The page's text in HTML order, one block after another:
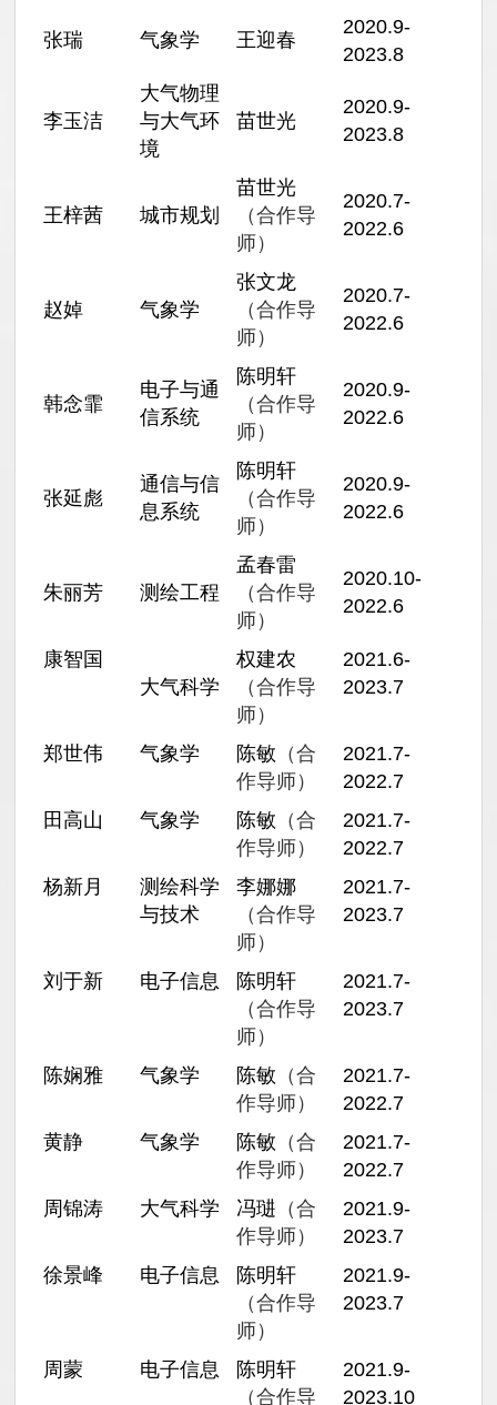
张瑞 气象学 王迎春
2020.9-
2023.8
李玉洁
大气物理
与大气环
境
苗世光
2020.9-
2023.8
王梓茜 城市规划
苗世光
（合作导
师）
2020.7-
2022.6
赵婥 气象学
张文龙
（合作导
师）
2020.7-
2022.6
韩念霏
电子与通
信系统
陈明轩
（合作导
师）
2020.9-
2022.6
张延彪
通信与信
息系统
陈明轩
（合作导
师）
2020.9-
2022.6
朱丽芳 测绘工程
孟春雷
（合作导
师）
2020.10-
2022.6
康智国
大气科学
权建农
（合作导
师）
2021.6-
2023.7
郑世伟 气象学 陈敏 （合
作导师）
2021.7-
2022.7
田高山
气象学 陈敏 （合
作导师）
2021.7-
2022.7
杨新月
测绘科学
与技术
李娜娜
（合作导
师）
2021.7-
2023.7
刘于新 电子信息
陈明轩
（合作导
师）
2021.7-
2023.7
陈娴雅 气象学 陈敏 （合
作导师）
2021.7-
2022.7
黄静
气象学 陈敏 （合
作导师）
2021.7-
2022.7
周锦涛
大气科学 冯琎 （合
作导师）
2021.9-
2023.7
徐景峰
电子信息
陈明轩
（合作导
师）
2021.9-
2023.7
周蒙 电子信息
陈明轩
（合作导
2021.9-
2023.10